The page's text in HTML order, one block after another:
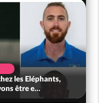
Côte d'Ivoire :
véhicules mis